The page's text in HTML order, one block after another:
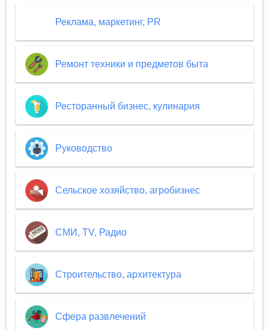
Реклама, маркетинг, PR
Ремонт техники и предметов быта
Ресторанный бизнес, кулинария
Руководство
Сельское хозяйство, агробизнес
СМИ, TV, Радио
Строительство, архитектура
Сфера развлечений